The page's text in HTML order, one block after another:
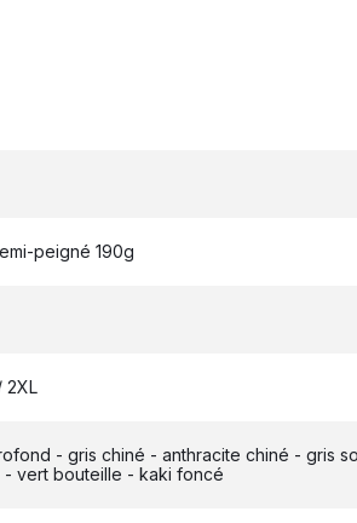
peigné 190g
2XL
- gris chiné - anthracite chiné - gris
- vert bouteille - kaki foncé